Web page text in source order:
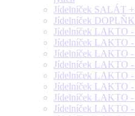
Jídelníček SALÁT +
Jídelníček
Jídelníček LAKTO -
Jídelníček LAKTO -
Jídelníček LAKTO -
Jídelníček LAKTO -
Jídelníček LAKTO -
Jídelníček LAKTO -
Jídelníček LAKTO -
Jídelníček LAKTO -